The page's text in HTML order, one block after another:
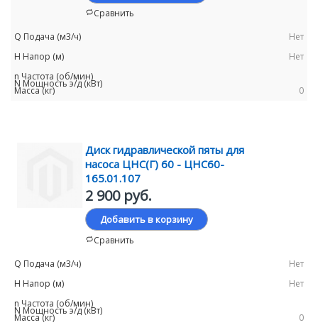
Сравнить
Нет
Нет
0
Диск гидравлической пяты для
насоса ЦНС(Г) 60 - ЦНС60-
165.01.107
2 900 руб.
Добавить в корзину
Сравнить
Нет
Нет
0